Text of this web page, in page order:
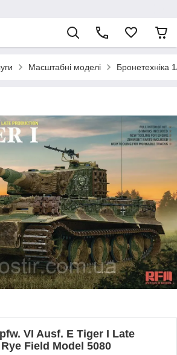
Масштабні моделі Бронетехніка
VI Ausf. E Tiger I Late
Field Model 5080